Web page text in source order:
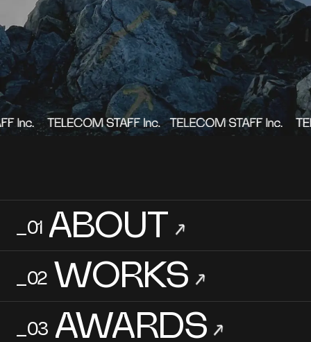
_01 ABOUT →
_02 WORKS→
_03 AWARDS→